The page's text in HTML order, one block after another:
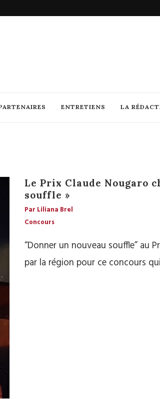
ENTRETIENS LA
Le Prix Claude Nougaro
souffle »
Par Liliana Brel
Concours
“Donner un nouveau souffle” au
par la région pour ce concours